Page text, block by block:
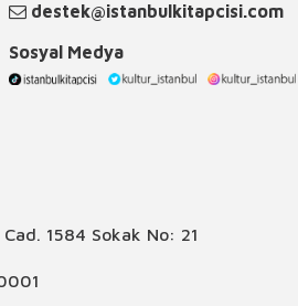
destek@istanbulkitapcisi.com
Sosyal Medya
1584 Sokak No: 21